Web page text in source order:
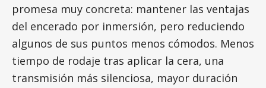
promesa muy concreta: mantener las ventajas
del encerado por inmersión, pero reduciendo
algunos de sus puntos menos cómodos. Menos
tiempo de rodaje tras aplicar la cera, una
transmisión más silenciosa, mayor duración